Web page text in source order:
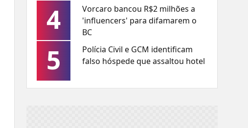
4
Vorcaro bancou R$2 milhões a
'influencers' para difamarem o
BC
5
Polícia Civil e GCM identificam
falso hóspede que assaltou hotel